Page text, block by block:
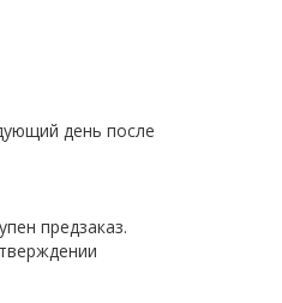
день после
предзаказ.